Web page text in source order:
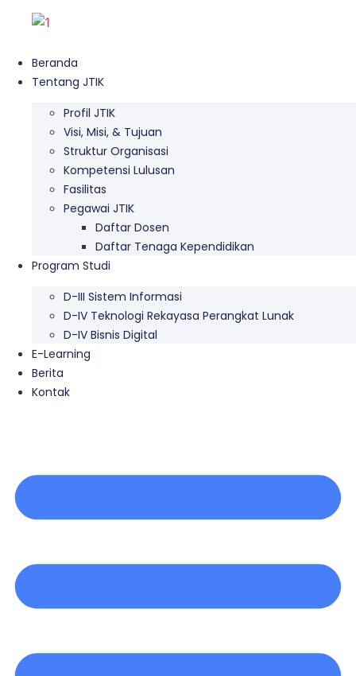
contentBeranda
Tentang JTIK
Profil JTIK
Visi, Misi, & Tujuan
Struktur Organisasi
Kompetensi Lulusan
Fasilitas
Pegawai JTIK
Daftar Dosen
Daftar Tenaga Kependidikan
Program Studi
D-III Sistem Informasi
D-IV Teknologi Rekayasa Perangkat Lunak
D-IV Bisnis Digital
E-Learning
Berita
Kontak